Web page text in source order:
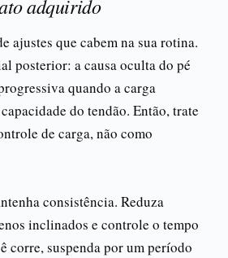
adquirido
ajustes que cabem na sua rotina.
posterior: a causa oculta do pé
quando a carga
do tendão. Então, trate
de carga, não como
consistência. Reduza
inclinados e controle o tempo
corre, suspenda por um período